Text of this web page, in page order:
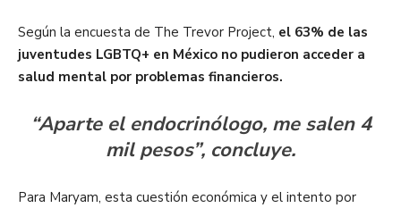
Según la encuesta de The Trevor Project, el 63% de las
juventudes LGBTQ+ en México no pudieron acceder a
salud mental por problemas financieros.
“Aparte el endocrinólogo, me salen 4
mil pesos”, concluye.
Para Maryam, esta cuestión económica y el intento por